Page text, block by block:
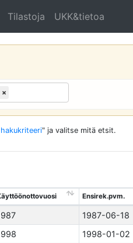
Tilastoja UKK&tietoa
×
" ja valitse mitä etsit.
Ensirek.pvm.
1987-06-18
1998-01-02